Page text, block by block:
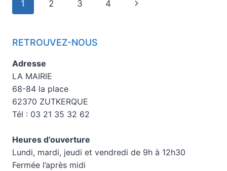
1 2 3 4
RETROUVEZ-NOUS
Adresse
LA MAIRIE
68-84 la place
62370 ZUTKERQUE
Tél : 03 21 35 32 62
Heures d’ouverture
Lundi, mardi, jeudi et vendredi de 9h à 12h30
Fermée l’après midi